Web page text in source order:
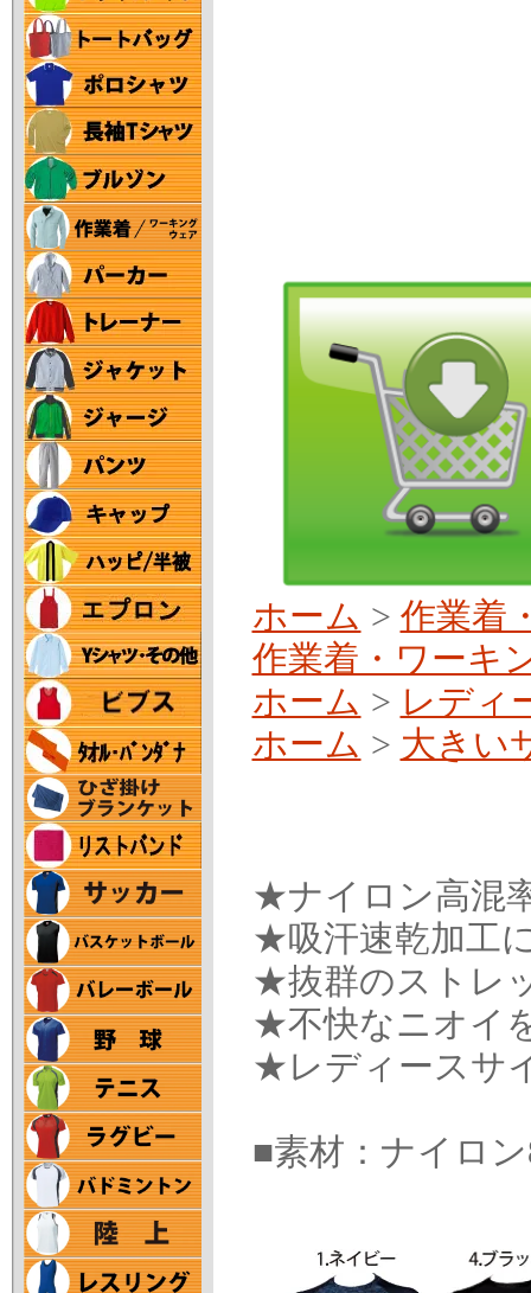
ホーム > 作業着
作業着・ワーキ
ホーム > レディ
ホーム > 大きい
★ナイロン高混
★吸汗速乾加工
★抜群のストレ
★不快なニオイ
★レディースサ
■素材：ナイロン